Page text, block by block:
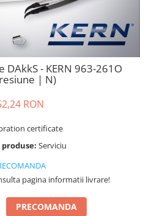
- KERN 963-261O
| N)
RON
certificate
Serviciu
pagina informatii livrare!
PRECOMANDA